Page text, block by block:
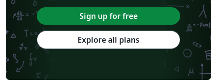
Sign up for free
Explore all plans